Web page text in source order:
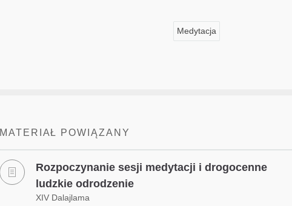
Medytacja
MATERIAŁ POWIĄZANY
Rozpoczynanie sesji medytacji i drogocenne
ludzkie odrodzenie
XIV Dalajlama